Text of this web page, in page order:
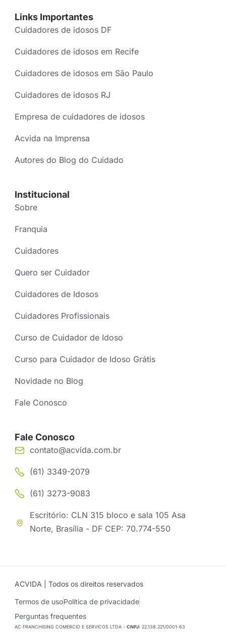
Links Importantes
Cuidadores de idosos DF
Cuidadores de idosos em Recife
Cuidadores de idosos em São Paulo
Cuidadores de idosos RJ
Empresa de cuidadores de idosos
Acvida na Imprensa
Autores do Blog do Cuidado
Institucional
Sobre
Franquia
Cuidadores
Quero ser Cuidador
Cuidadores de Idosos
Cuidadores Profissionais
Curso de Cuidador de Idoso
Curso para Cuidador de Idoso Grátis
Novidade no Blog
Fale Conosco
Fale Conosco
contato@acvida.com.br
(61) 3349-2079
(61) 3273-9083
Escritório: CLN 315 bloco e sala 105 Asa
Norte, Brasília - DF CEP: 70.774-550
ACVIDA | Todos os direitos reservados
Termos de usoPolítica de privacidade
Perguntas frequentes
AC FRANCHISING COMERCIO E SERVICOS LTDA - CNPJ: 22.138.221/0001-63